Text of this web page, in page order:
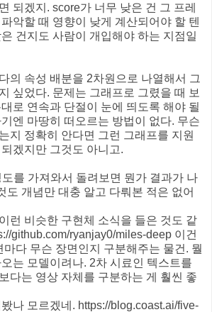
되겠지. score가 너무 낮은 건 그 프레
악할 때 영향이 낮게 계산되어야 할 텐
건지도 사람이 개입해야 하는 지점일
의 속성 배분을 2차원으로 나열해서 그
싶었다. 문제는 그래프로 그렸을 때 보
로 연속과 단절이 눈에 띄도록 해야 될
엔 마땅히 떠오르는 방법이 없다. 무슨
지 정확히 안다면 그런 그래프를 지원
겠지만 그것도 아니고.
를 가져와서 돌려보면 뭔가 결과가 나
도 개념만 대충 알고 다뤄본 적은 없어
런 비슷한 구현체 소식을 들은 것도 같
github.com/ryanjay0/miles-deep 이건
마다 무슨 장면인지 구분해주는 물건. 뭘
는 모델이려나. 2차 시료인 텍스트를
다는 영상 자체를 구분하는 게 훨씬 좋
나 모르겠네. https://blog.coast.ai/five-